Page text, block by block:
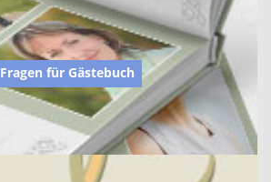
Fragen für Gästebuch